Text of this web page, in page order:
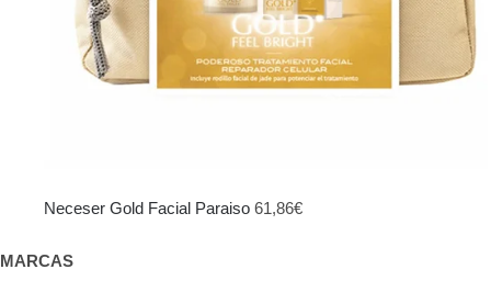
Neceser Gold Facial Paraiso 61,86€
MARCAS